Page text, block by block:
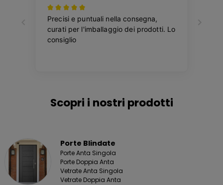
Scopri i nostri prodotti
Porte Blindate
Porte Anta Singola
Porte Doppia Anta
Vetrate Anta Singola
Vetrate Doppia Anta